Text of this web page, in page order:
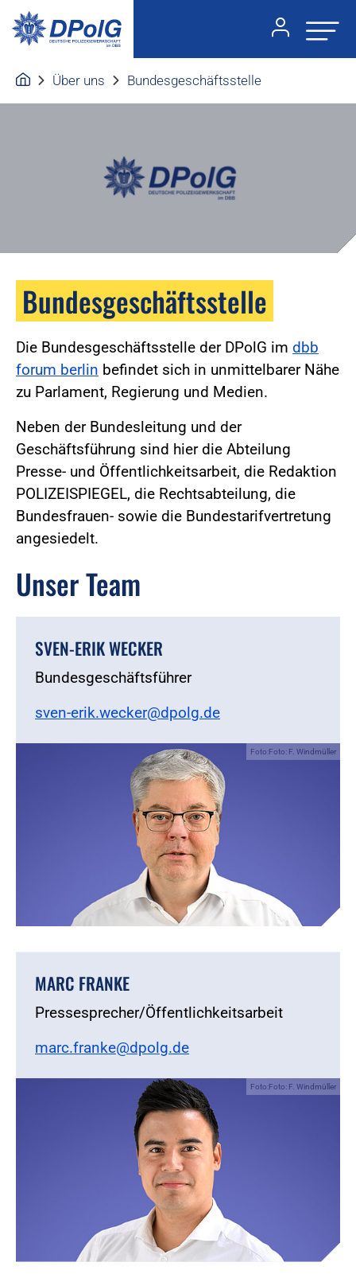
Über uns Bundesgeschäftsstelle
Bundesgeschäftsstelle
Die Bundesgeschäftsstelle der DPolG im dbb
forum berlin befindet sich in unmittelbarer Nähe
zu Parlament, Regierung und Medien.
Neben der Bundesleitung und der
Geschäftsführung sind hier die Abteilung
Presse- und Öffentlichkeitsarbeit, die Redaktion
POLIZEISPIEGEL, die Rechtsabteilung, die
Bundesfrauen- sowie die Bundestarifvertretung
angesiedelt.
Unser Team
SVEN-ERIK WECKER
Bundesgeschäftsführer
sven-erik.wecker@dpolg.de
Foto:Foto: F. Windmüller
MARC FRANKE
Pressesprecher/Öffentlichkeitsarbeit
marc.franke@dpolg.de
Foto:Foto: F. Windmüller